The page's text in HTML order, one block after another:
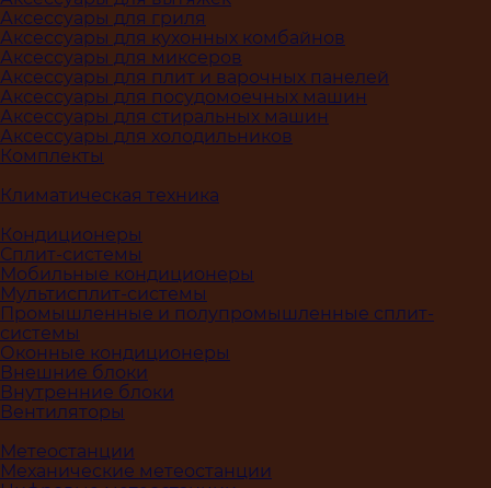
Аксессуары для гриля
Аксессуары для кухонных комбайнов
Аксессуары для миксеров
Аксессуары для плит и варочных панелей
Аксессуары для посудомоечных машин
Аксессуары для стиральных машин
Аксессуары для холодильников
Комплекты
Климатическая техника
Кондиционеры
Сплит-системы
Мобильные кондиционеры
Мультисплит-системы
Промышленные и полупромышленные сплит-
системы
Оконные кондиционеры
Внешние блоки
Внутренние блоки
Вентиляторы
Метеостанции
Механические метеостанции